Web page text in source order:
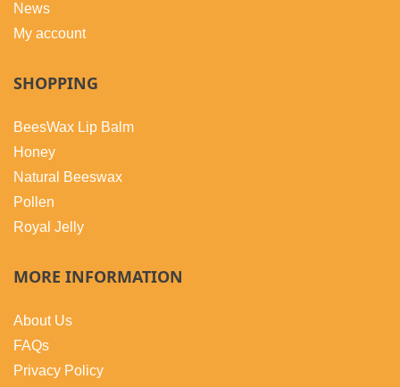
News
My account
SHOPPING
BeesWax Lip Balm
Honey
Natural Beeswax
Pollen
Royal Jelly
MORE INFORMATION
About Us
FAQs
Privacy Policy